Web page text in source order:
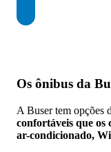
Os ônibus da
A Buser tem opções
confortáveis que os
ar-condicionado,